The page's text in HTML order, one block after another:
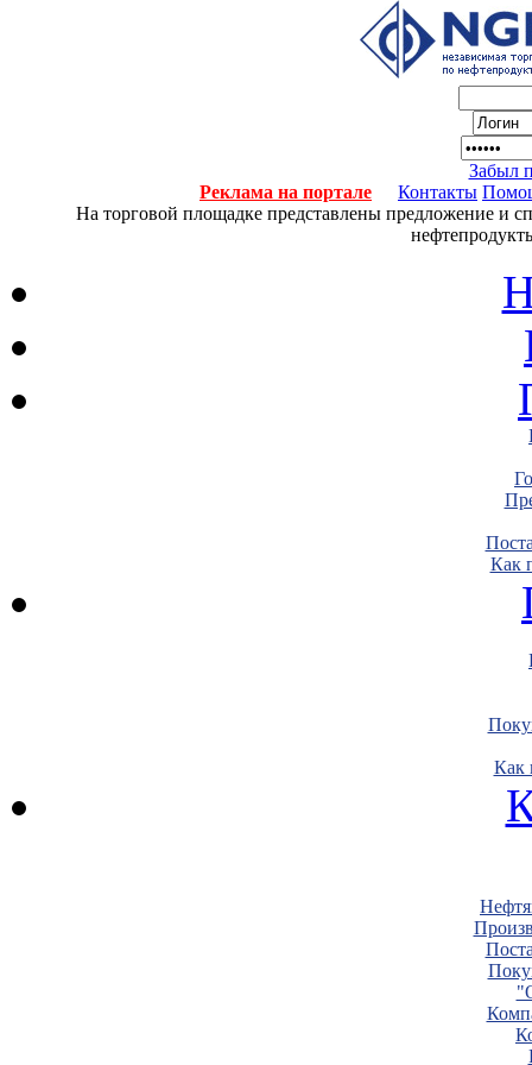
Забыл
Реклама на портале
Контакты
На торговой площадке представлены предложение и
Как
Как